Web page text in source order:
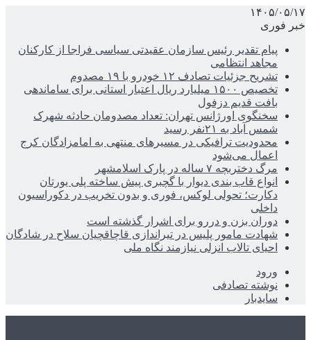
۱۴۰۵/۰۵/۱۷
خبر فوری
پیام تقدیر رئیس سازمان عقیدتی سیاسی فراجا از کارکنان
مجاهد انتظامی
تشریح جزئیات تصادف ۱۲ خودرو با ۱۹ مصدوم
تخصیص ۱۵۰۰ میلیارد ریال اعتبار استانی برای ساماندهی
بافت قدیم دزفول
سخنگوی اورژانس تهران: تعداد مصدومان حادثه شهرک
شمس آباد به ۲۱نفر رسید
محدودیت ترافیکی در مسیرهای منتهی به امامزادگان کرج
اعمال می‌شود
مرگ دختربچه ۷ ساله در پارک اسلامشهر
انواع قاب بندی دیوار با گچبری پیش ساخته پلی یورتان
دکارت؛ تحولی لوکس، فوری و بدون تخریب در دکوراسیون
داخلی
دوران بزن و دررو برای اشرار گذشته است
شهادت مامور پلیس در تیراندازی قاچاقچیان سلاح در شادگان
احیای تالاب انزلی نیازمند نگاه ملی
ورود
نوشته تصادفی
سایدبار